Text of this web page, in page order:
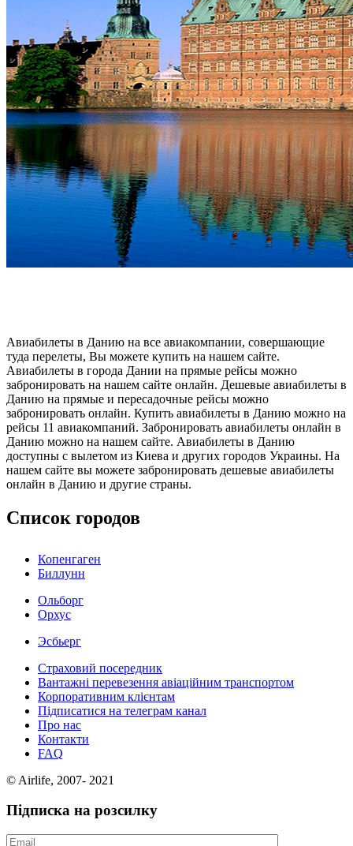
Авиабилеты в Данию на все авиакомпании, совершающие
туда перелеты, Вы можете купить на нашем сайте.
Авиабилеты в города Дании на прямые рейсы можно
забронировать на нашем сайте онлайн. Дешевые авиабилеты в
Данию на прямые и пересадочные рейсы можно
забронировать онлайн. Купить авиабилеты в Данию можно на
рейсы 11 авиакомпаний. Забронировать авиабилеты онлайн в
Данию можно на нашем сайте. Авиабилеты в Данию
доступны с вылетом из Киева и других городов Украины. На
нашем сайте вы можете забронировать дешевые авиабилеты
онлайн в Данию и другие страны.
Список городов
Копенгаген
Биллунн
Ольборг
Орхус
Эсбьерг
Страховий посередник
Вантажні перевезення авіаційним транспортом
Корпоративним клієнтам
Підписатися на телеграм канал
Про нас
Контакти
FAQ
© Airlife, 2007- 2021
Підписка на розсилку